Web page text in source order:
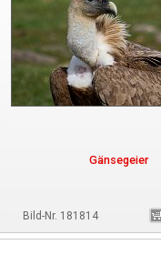
Gänsegeier
Bild-Nr. 181814